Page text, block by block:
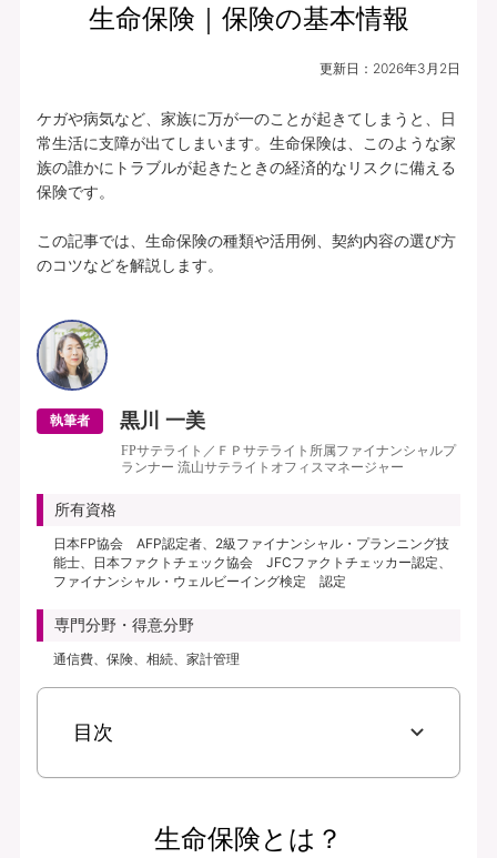
生命保険｜保険の基本情報
更新日： 2026年3月2日
ケガや病気など、家族に万が一のことが起きてしまうと、日
常生活に支障が出てしまいます。生命保険は、このような家
族の誰かにトラブルが起きたときの経済的なリスクに備える
保険です。
この記事では、生命保険の種類や活用例、契約内容の選び方
のコツなどを解説します。
執筆者 黒川 一美
FPサテライト／ＦＰサテライト所属ファイナンシャルプ
ランナー 流山サテライトオフィスマネージャー
所有資格
日本FP協会 AFP認定者、2級ファイナンシャル・プランニング技
能士、日本ファクトチェック協会 JFCファクトチェッカー認定、
ファイナンシャル・ウェルビーイング検定 認定
専門分野・得意分野
通信費、保険、相続、家計管理
目次
生命保険とは？